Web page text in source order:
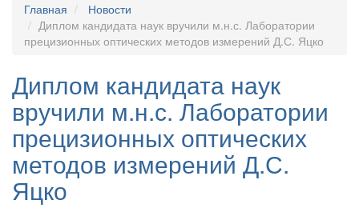
Главная
Новости
Диплом кандидата наук вручили м.н.с. Лаборатории
прецизионных оптических методов измерений Д.С. Яцко
Диплом кандидата наук
вручили м.н.с. Лаборатории
прецизионных оптических
методов измерений Д.С.
Яцко